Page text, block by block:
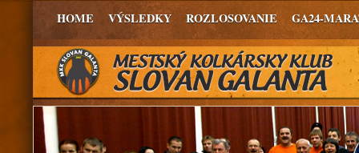
HOME VÝSLEDKY ROZLOSOVANIE GA24-